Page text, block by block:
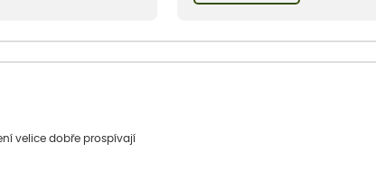
velice dobře prospívají